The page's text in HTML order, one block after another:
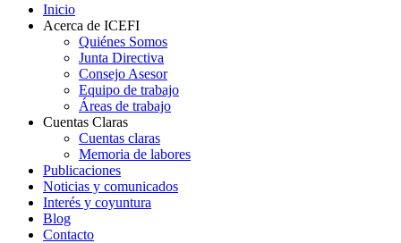
Inicio
Acerca de ICEFI
Quiénes Somos
Junta Directiva
Consejo Asesor
Equipo de trabajo
Áreas de trabajo
Cuentas Claras
Cuentas claras
Memoria de labores
Publicaciones
Noticias y comunicados
Interés y coyuntura
Blog
Contacto